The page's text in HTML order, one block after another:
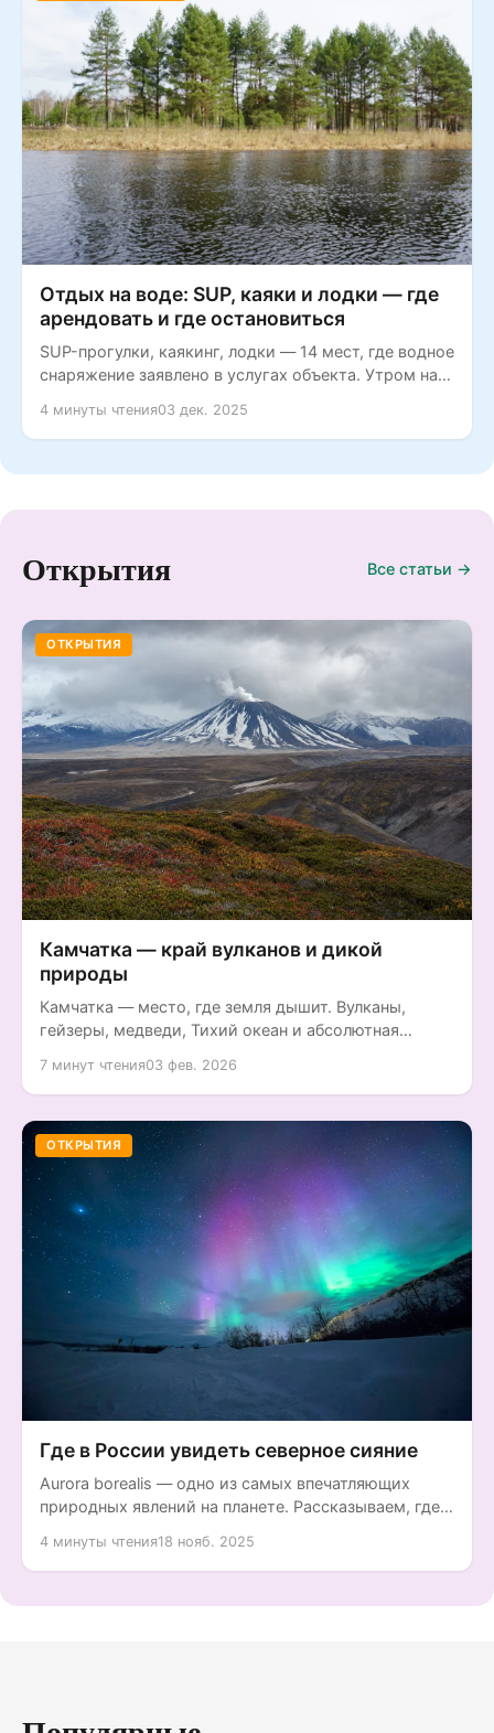
Отдых на воде: SUP, каяки и лодки — где
арендовать и где остановиться
SUP-прогулки, каякинг, лодки — 14 мест, где водное
снаряжение заявлено в услугах объекта. Утром на
4 минуты чтения03 дек. 2025
Открытия Все статьи →
ОТКРЫТИЯ
Камчатка — край вулканов и дикой
природы
Камчатка — место, где земля дышит. Вулканы,
гейзеры, медведи, Тихий океан и абсолютная
7 минут чтения03 фев. 2026
ОТКРЫТИЯ
Где в России увидеть северное сияние
Aurora borealis — одно из самых впечатляющих
природных явлений на планете. Рассказываем, где в
4 минуты чтения18 нояб. 2025